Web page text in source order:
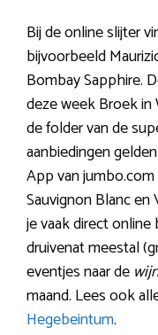
Bij de online slijter
bijvoorbeeld
Bombay Sapphire.
deze week Broek
de folder van de
aanbiedingen
App van
Sauvignon Blanc en
je vaak direct
druivenat meestal
eventjes naar de
maand. Lees ook
Hegebeintum.